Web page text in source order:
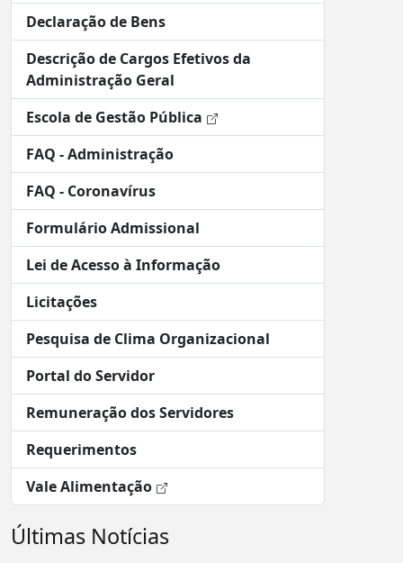
Declaração de Bens
Descrição de Cargos Efetivos da
Administração Geral
Escola de Gestão Pública
FAQ - Administração
FAQ - Coronavírus
Formulário Admissional
Lei de Acesso à Informação
Licitações
Pesquisa de Clima Organizacional
Portal do Servidor
Remuneração dos Servidores
Requerimentos
Vale Alimentação
Últimas Notícias